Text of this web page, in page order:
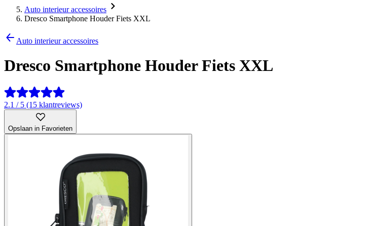
Auto interieur accessoires
Dresco Smartphone Houder Fiets XXL
Auto interieur accessoires
Dresco Smartphone Houder Fiets XXL
2.1 / 5 (15 klantreviews)
Opslaan in Favorieten